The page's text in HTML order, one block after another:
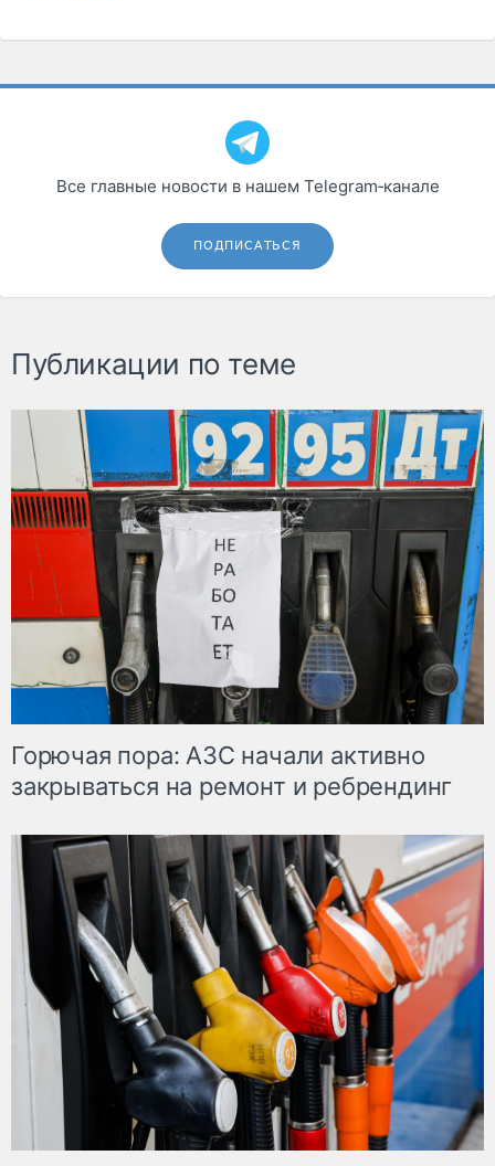
Все главные новости в нашем Telegram‑канале
ПОДПИСАТЬСЯ
Публикации по теме
Горючая пора: АЗС начали активно
закрываться на ремонт и ребрендинг